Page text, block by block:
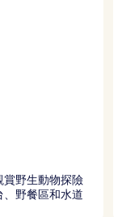
野生動物探險
野餐區和水道